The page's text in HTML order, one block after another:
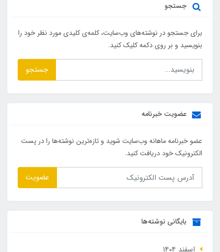
جستجو
برای جستجو در نوشته‌های وب‌سایت، کلمه‌ی کلیدی مورد نظر خود را
بنویسید و بر روی دکمه کلیک کنید.
جستجو
عضویت خبرنامه
عضو خبرنامه ماهانه وب‌سایت شوید و تازه‌ترین نوشته‌ها را در پست
الکترونیک خود دریافت کنید.
عضویت
بایگانی نوشته‌ها